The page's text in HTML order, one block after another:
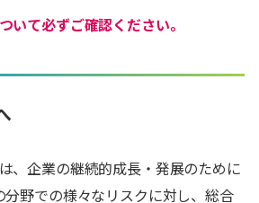
て必ずご確認ください。
、企業の継続的成長・発展のために
野での様々なリスクに対し、総合